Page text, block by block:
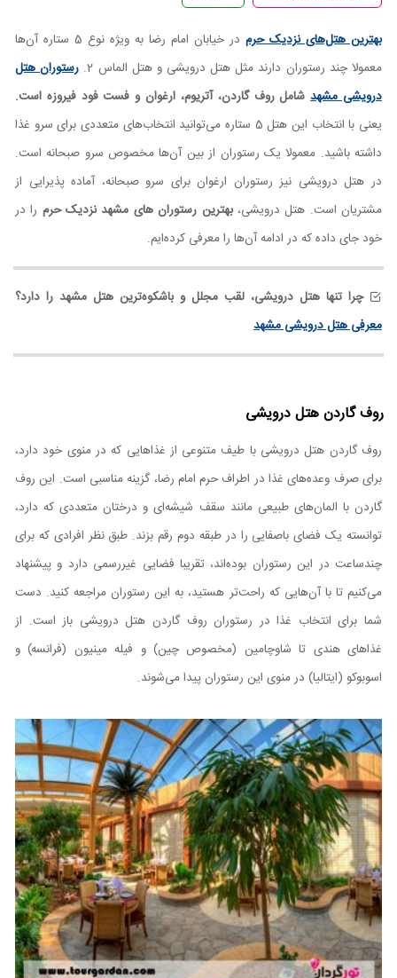
بهترین هتل‌های نزدیک حرم
در خیابان امام رضا به ویژه نوع 5 ستاره آن‌ها
معمولا چند رستوران دارند مثل هتل درویشی و هتل الماس 2.
رستوران هتل
درویشی مشهدشامل روف گاردن، آتریوم، ارغوان و فست فود فیروزه است.
یعنی با انتخاب این هتل 5 ستاره می‌توانید انتخاب‌های متعددی برای سرو غذا
داشته باشید. معمولا یک رستوران از بین آن‌ها مخصوص سرو صبحانه است.
در هتل درویشی نیز رستوران ارغوان برای سرو صبحانه، آماده پذیرایی از
مشتریان است. هتل درویشی،بهترین رستوران های مشهد نزدیک حرم را در
خود جای داده که در ادامه آن‌ها را معرفی کرده‌ایم.
چرا تنها هتل درویشی، لقب مجلل و باشکوه‌ترین هتل مشهد را دارد؟
معرفی هتل درویشی مشهد
روف گاردن هتل درویشی
روف گاردن هتل درویشی با طیف متنوعی از غذاهایی که در منوی خود دارد،
برای صرف وعده‌های غذا در اطراف حرم امام رضا، گزینه مناسبی است. این روف
گاردن با المان‌های طبیعی مانند سقف شیشه‌ای و درختان متعددی که دارد،
توانسته یک فضای باصفایی را در طبقه دوم رقم بزند. طبق نظر افرادی که برای
چندساعت در این رستوران بوده‌اند، تقریبا فضایی غیررسمی دارد و پیشنهاد
می‌کنیم تا با آن‌هایی که راحت‌تر هستید، به این رستوران مراجعه کنید. دست
شما برای انتخاب غذا در رستوران روف گاردن هتل درویشی باز است. از
غذاهای هندی تا شاوچامین (مخصوص چین) و فیله مینیون (فرانسه) و
اسوبوکو (ایتالیا) در منوی این رستوران پیدا می‌شوند.